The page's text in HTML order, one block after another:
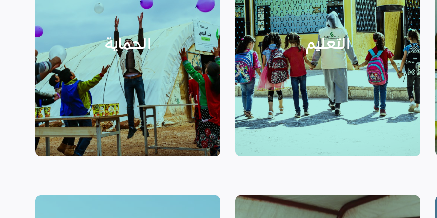
التعليم
التعليم
نهدف إلى توفير مناهج التعليم غير
الرسمي وبرامج التوعية التي
تستهدف الناشئين والأطفال مما
يساهم في تعزيز السلام و دعم
الأطفال المنقطعين عن العملية
التعليمية أو المتأخرين عن المراحل
الدراسية بسبب الصراع القائم.
الحماية
الأسر المهمشة والتي ترأسها إناث
عبر تعزيز المساعدة الإنسانية التي
تراعي الأمور الخاصة بالنوع
الاجتماعي “الجنساني” مع التركيز
على أهمية حماية الطفل وإنشاء
مراكز لبناء القدرات والتوعية
الصحية والنفسية.
اقرأ المزيد